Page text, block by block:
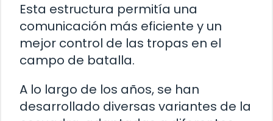
Esta estructura permitía una
comunicación más eficiente y un
mejor control de las tropas en el
campo de batalla.
A lo largo de los años, se han
desarrollado diversas variantes de la